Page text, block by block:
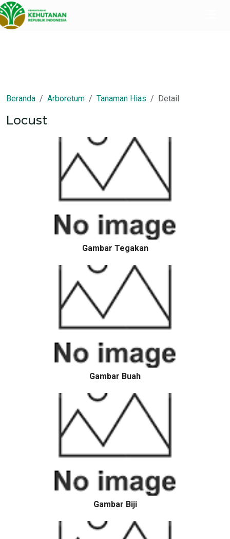
Beranda Arboretum Tanaman Hias Detail
Locust
Gambar Tegakan
Gambar Buah
Gambar Biji